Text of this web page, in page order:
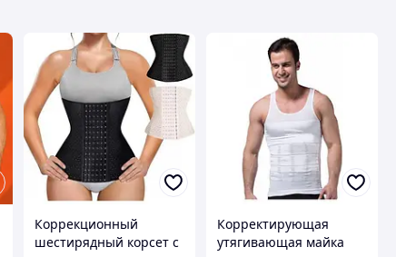
Коррекционный
шестирядный корсет с
Корректирующая
утягивающая майка